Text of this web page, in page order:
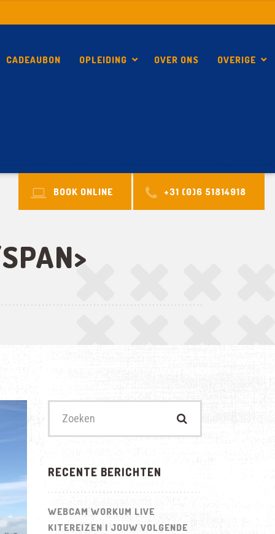
CADEAUBON OPLEIDING OVER ONS OVERIGE
BOOK ONLINE +31 (0)6 51814918
naar:
RECENTE BERICHTEN
WEBCAM WORKUM LIVE
KITEREIZEN | JOUW VOLGENDE